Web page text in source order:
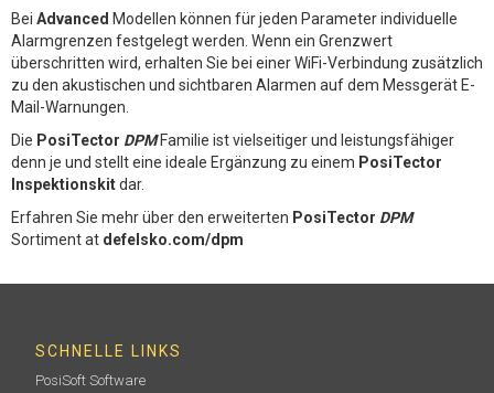
Bei Advanced Modellen können für jeden Parameter individuelle
Alarmgrenzen festgelegt werden. Wenn ein Grenzwert
überschritten wird, erhalten Sie bei einer WiFi-Verbindung zusätzlich
zu den akustischen und sichtbaren Alarmen auf dem Messgerät E-
Mail-Warnungen.
Die PosiTector DPMFamilie ist vielseitiger und leistungsfähiger
denn je und stellt eine ideale Ergänzung zu einem PosiTector
Inspektionskitdar.
Erfahren Sie mehr über den erweiterten PosiTector DPM
Sortiment at defelsko.com/dpm
SCHNELLE LINKS
PosiSoft Software